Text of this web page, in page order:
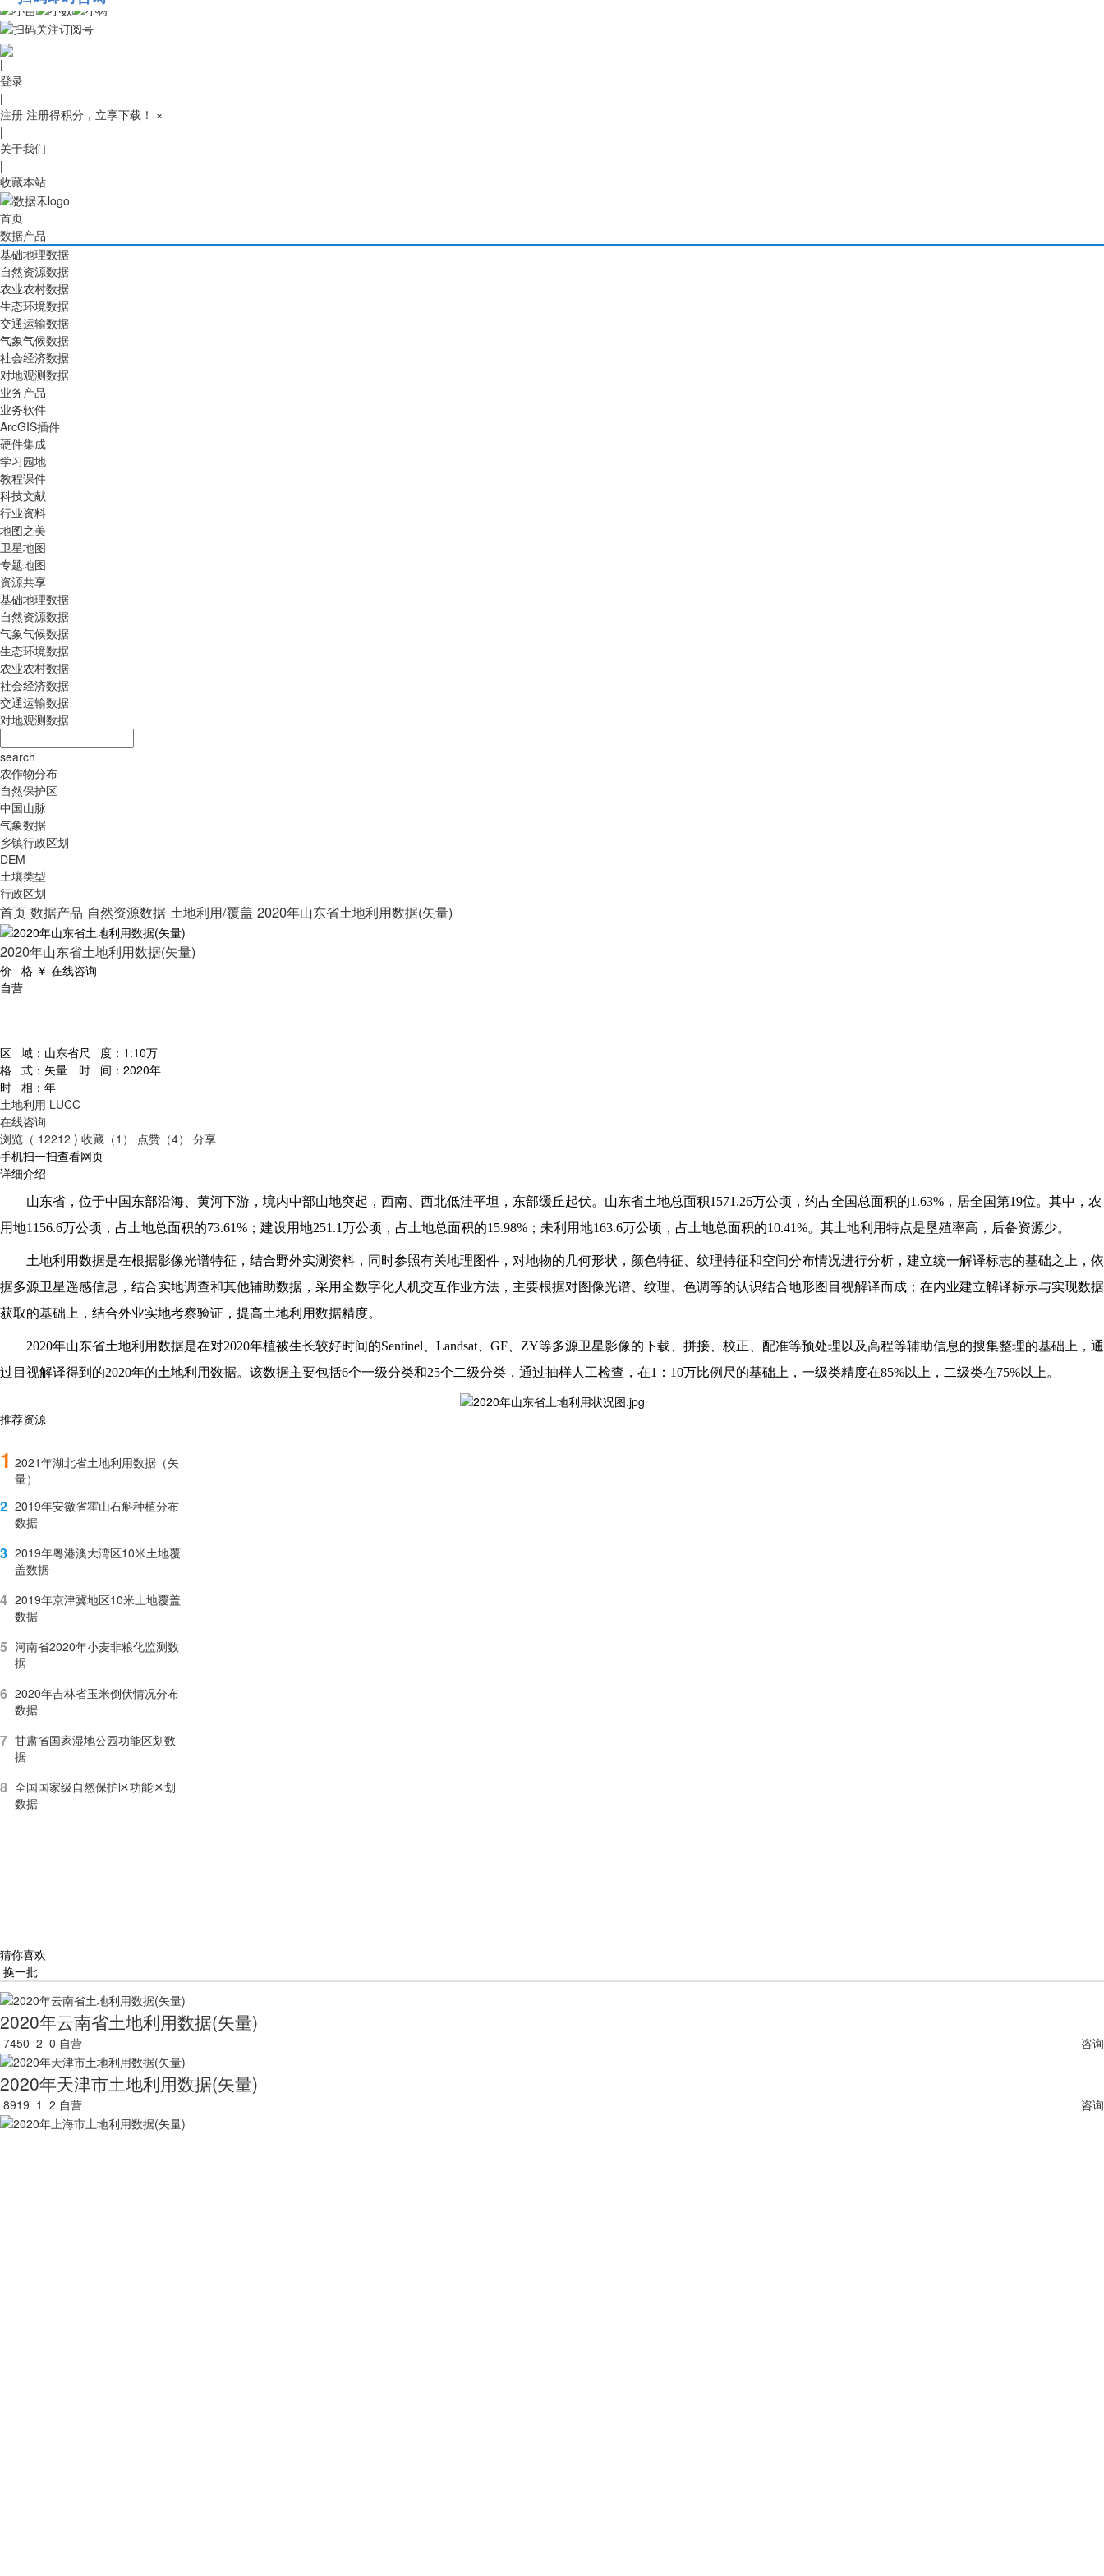
010-53689091
|
登录
|
注册 注册得积分，立享下载！ ×
|
关于我们
|
收藏本站
首页
数据产品
基础地理数据
自然资源数据
农业农村数据
生态环境数据
交通运输数据
气象气候数据
社会经济数据
对地观测数据
业务产品
业务软件
ArcGIS插件
硬件集成
学习园地
教程课件
科技文献
行业资料
地图之美
卫星地图
专题地图
资源共享
基础地理数据
自然资源数据
气象气候数据
生态环境数据
农业农村数据
社会经济数据
交通运输数据
对地观测数据
search
农作物分布
自然保护区
中国山脉
气象数据
乡镇行政区划
DEM
土壤类型
行政区划
首页 数据产品 自然资源数据 土地利用/覆盖 2020年山东省土地利用数据(矢量)
2020年山东省土地利用数据(矢量)
价 格 ￥ 在线咨询
自营
区 域： 山东省尺 度： 1:10万
格 式： 矢量 时 间： 2020年
时 相： 年
土地利用 LUCC
在线咨询
浏览（ 12212 ) 收藏（1） 点赞（4）
分享
手机扫一扫查看网页
详细介绍
山东省，位于中国东部沿海、黄河下游，境内中部山地突起，西南、西北低洼平坦，东部缓丘起伏。山东省土地总面积1571.26万公顷，约占全国总面积的1.63%，居全国第19位。其中，农
用地1156.6万公顷，占土地总面积的73.61%；建设用地251.1万公顷，占土地总面积的15.98%；未利用地163.6万公顷，占土地总面积的10.41%。其土地利用特点是垦殖率高，后备资源少。
土地利用数据是在根据影像光谱特征，结合野外实测资料，同时参照有关地理图件，对地物的几何形状，颜色特征、纹理特征和空间分布情况进行分析，建立统一解译标志的基础之上，依
据多源卫星遥感信息，结合实地调查和其他辅助数据，采用全数字化人机交互作业方法，主要根据对图像光谱、纹理、色调等的认识结合地形图目视解译而成；在内业建立解译标示与实现数据
获取的基础上，结合外业实地考察验证，提高土地利用数据精度。
2020年山东省土地利用数据是在对2020年植被生长较好时间的Sentinel、Landsat、GF、ZY等多源卫星影像的下载、拼接、校正、配准等预处理以及高程等辅助信息的搜集整理的基础上，通
过目视解译得到的2020年的土地利用数据。该数据主要包括6个一级分类和25个二级分类，通过抽样人工检查，在1：10万比例尺的基础上，一级类精度在85%以上，二级类在75%以上。
推荐资源
1 2021年湖北省土地利用数据（矢
量）
2 2019年安徽省霍山石斛种植分布
数据
3 2019年粤港澳大湾区10米土地覆
盖数据
4 2019年京津冀地区10米土地覆盖
数据
5 河南省2020年小麦非粮化监测数
据
6 2020年吉林省玉米倒伏情况分布
数据
7 甘肃省国家湿地公园功能区划数
据
8 全国国家级自然保护区功能区划
数据
猜你喜欢
换一批
2020年云南省土地利用数据(矢量)
7450 2 0 自营 咨询
2020年天津市土地利用数据(矢量)
8919 1 2 自营 咨询